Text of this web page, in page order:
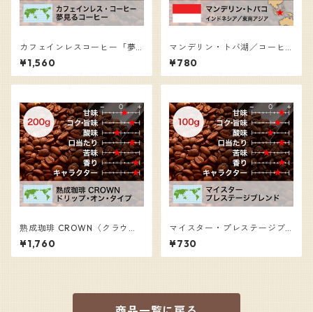
カフェインレスコーヒー「夢
見る珈琲」／コーヒー豆（20
0g）
¥1,560
マンデリン・トバ湖／コーヒ
ー豆（100g）
¥780
熟成珈琲 CROWN〈クラウ
ン〉／コーヒー豆（200g）
¥1,760
マイスター・プレステージブ
レンド／コーヒー豆（100g）
¥730